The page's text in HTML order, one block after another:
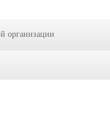
организации